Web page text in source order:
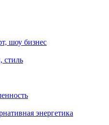
шоу бизнес
стиль
энергетика